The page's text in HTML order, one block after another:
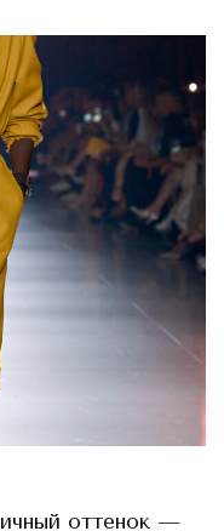
оттенок —